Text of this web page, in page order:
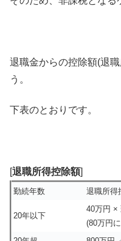
退職金からの控除額(退
う。
下表のとおりです。
[退職所得控除額]
勤続年数 退職所得
20年以下
40万円 ×
(80万円